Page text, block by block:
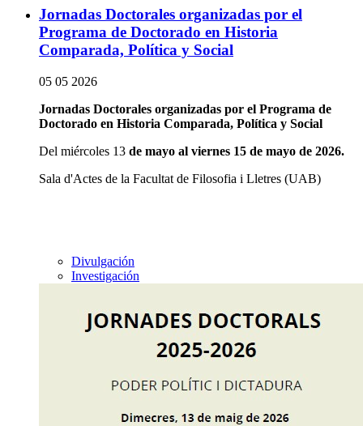
Jornadas Doctorales organizadas por el
Programa de Doctorado en Historia
Comparada, Política y Social
05 05 2026
Jornadas Doctorales organizadas por el Programa de
Doctorado en Historia Comparada, Política y Social
Del miércoles 13 de mayo al viernes 15 de mayo de 2026.
Sala d'Actes de la Facultat de Filosofia i Lletres (UAB)
Divulgación
Investigación